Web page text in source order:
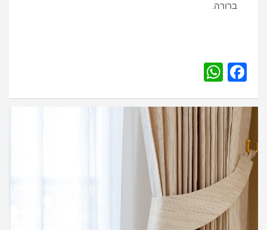
ברורה.
F
ce
b
o
o
k
at
s
A
p
p